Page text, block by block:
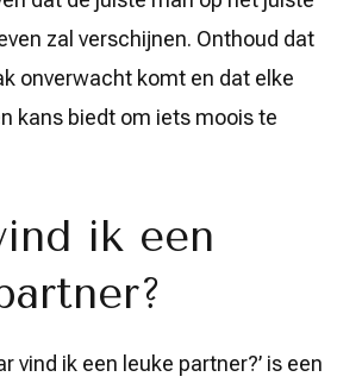
zal verschijnen. Onthoud dat
onverwacht komt en dat elke
kans biedt om iets moois te
ik een
vind ik een leuke partner?’ is een